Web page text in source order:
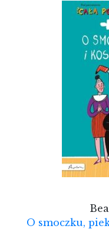
O smoczku,